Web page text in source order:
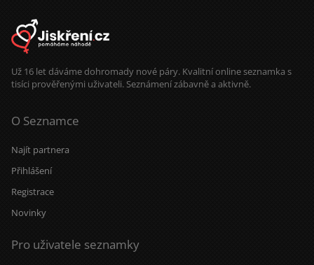
Už 16 let dáváme dohromady nové páry. Kvalitní online seznamka s
tisíci prověřenými uživateli. Seznámení zábavně a aktivně.
O Seznamce
Najít partnera
Přihlášení
Registrace
Novinky
Pro uživatele seznamky